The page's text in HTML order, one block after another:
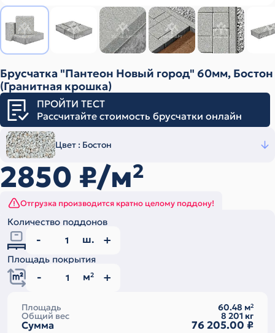
Брусчатка "Пантеон Новый город" 60мм, Бостон
(Гранитная крошка)
ПРОЙТИ ТЕСТ
Рассчитайте стоимость брусчатки онлайн
Цвет : Бостон
2850 ₽/м2
Отгрузка производится кратно целому поддону!
Количество поддонов
ш.
Площадь покрытия
м2
Площадь 60.48 м2
Общий вес 8 201 кг
Сумма 76 205.00 ₽